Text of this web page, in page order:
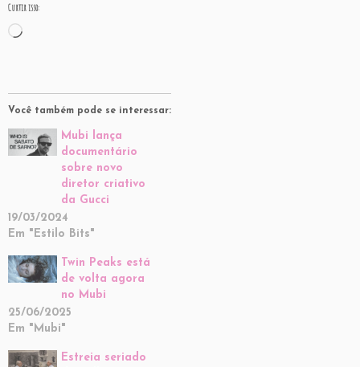
Curtir isso:
Carregando...
Você também pode se interessar:
Mubi lança
documentário
sobre novo
diretor criativo
da Gucci
19/03/2024
Em "Estilo Bits"
Twin Peaks está
de volta agora
no Mubi
25/06/2025
Em "Mubi"
Estreia seriado